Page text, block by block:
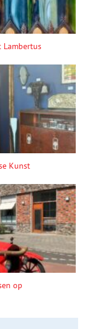
Lambertus
Kunst
op